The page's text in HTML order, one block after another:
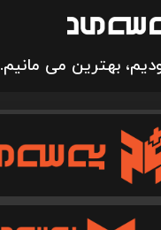
بهترین می مانیم.